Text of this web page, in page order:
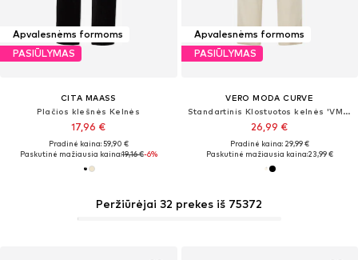
Apvalesnėms formoms
PASIŪLYMAS
CITA MAASS
Plačios klešnės Kelnės
17,96 €
Pradinė kaina: 59,90 €
Paskutinė mažiausia kaina:19,16 €-6%
Apvalesnėms formoms
PASIŪLYMAS
VERO MODA CURVE
Standartinis Klostuotos kelnės 'VMJESMILO'
26,99 €
Pradinė kaina: 29,99 €
Paskutinė mažiausia kaina:23,99 €
Peržiūrėjai 32 prekes iš 75372